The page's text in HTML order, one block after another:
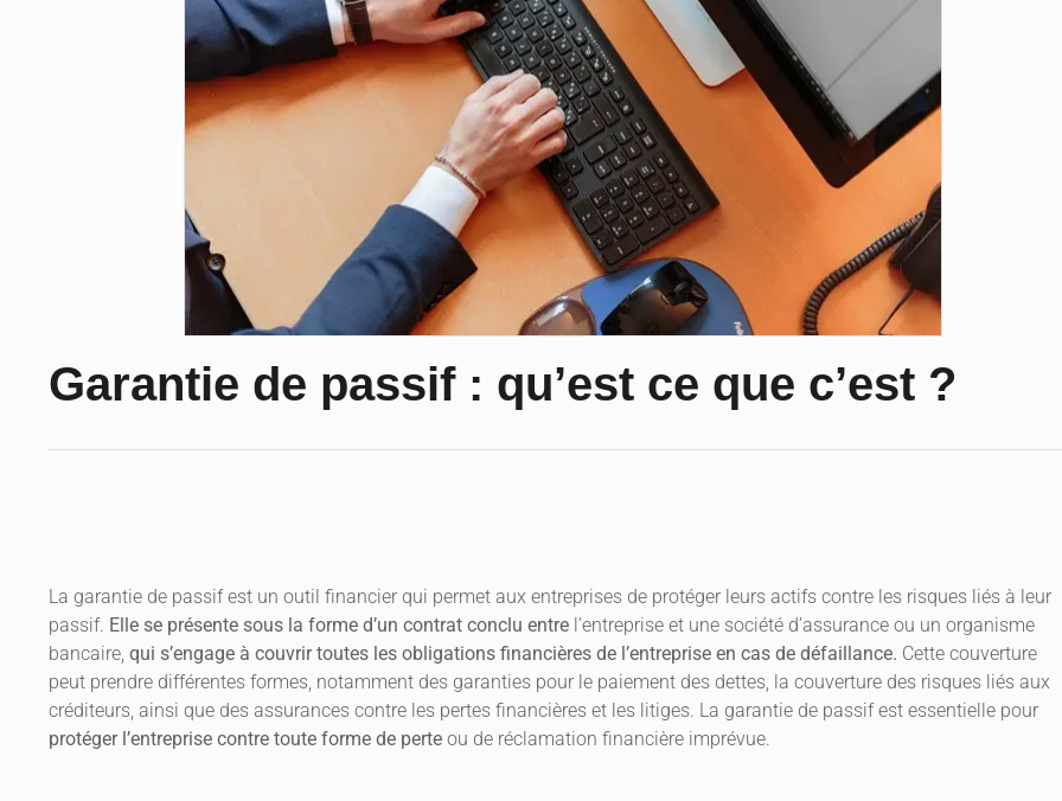
Garantie de passif : qu’est ce que c’est ?
La garantie de passif est un outil financier qui permet aux entreprises de protéger leurs actifs contre les risques liés à leur
passif. Elle se présente sous la forme d’un contrat conclu entre l’entreprise et une société d’assurance ou un organisme
bancaire, qui s’engage à couvrir toutes les obligations financières de l’entreprise en cas de défaillance. Cette couverture
peut prendre différentes formes, notamment des garanties pour le paiement des dettes, la couverture des risques liés aux
créditeurs, ainsi que des assurances contre les pertes financières et les litiges. La garantie de passif est essentielle pour
protéger l’entreprise contre toute forme de perte ou de réclamation financière imprévue.